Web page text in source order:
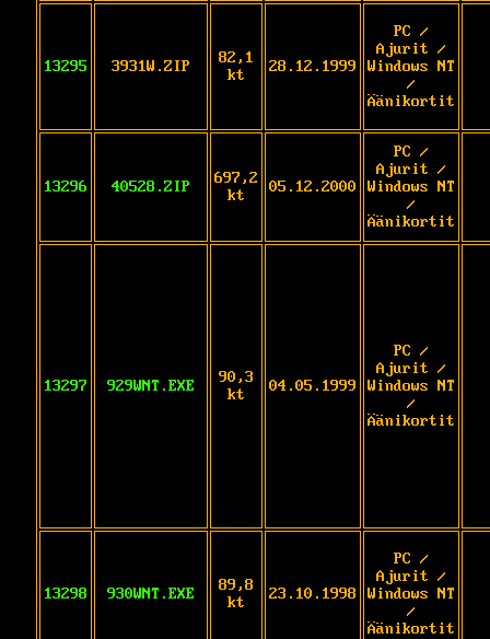
13295 3931W.ZIP
82,1
kt
28.12.1999
PC /
Ajurit /
Windows NT
/
Äänikortit
13296 40528.ZIP
697,2
kt
05.12.2000
PC /
Ajurit /
Windows NT
/
Äänikortit
13297 929WNT.EXE
90,3
kt
04.05.1999
PC /
Ajurit /
Windows NT
/
Äänikortit
13298 930WNT.EXE
89,8
kt
23.10.1998
PC /
Ajurit /
Windows NT
/
Äänikortit